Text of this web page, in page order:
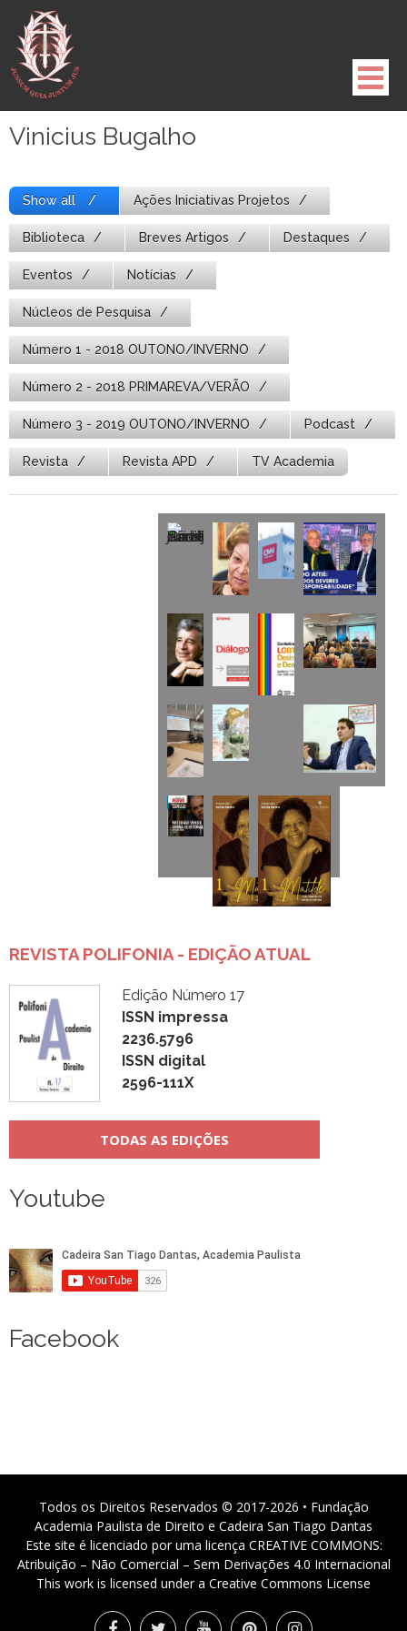
para
conteúdo
Vinicius Bugalho
Show all Ações Iniciativas Projetos
Biblioteca Breves Artigos Destaques
Eventos Notícias
Núcleos de Pesquisa
Número 1 - 2018 OUTONO/INVERNO
Número 2 - 2018 PRIMAREVA/VERÃO
Número 3 - 2019 OUTONO/INVERNO Podcast
Revista Revista APD TV Academia
REVISTA POLIFONIA - EDIÇÃO ATUAL
Edição Número 17
ISSN impressa
2236.5796
ISSN digital
2596-111X
TODAS AS EDIÇÕES
Youtube
Facebook
Todos os Direitos Reservados © 2017-2026 • Fundação
Academia Paulista de Direito e Cadeira San Tiago Dantas
Este site é licenciado por uma licença CREATIVE COMMONS:
Atribuição – Não Comercial – Sem Derivações 4.0 Internacional
This work is licensed under a Creative Commons License